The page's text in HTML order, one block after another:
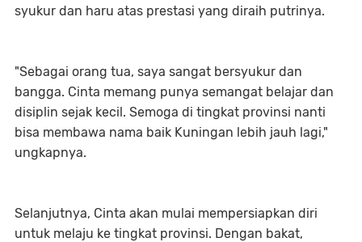
syukur dan haru atas prestasi yang diraih putrinya.
"Sebagai orang tua, saya sangat bersyukur dan
bangga. Cinta memang punya semangat belajar dan
disiplin sejak kecil. Semoga di tingkat provinsi nanti
bisa membawa nama baik Kuningan lebih jauh lagi,"
ungkapnya.
Selanjutnya, Cinta akan mulai mempersiapkan diri
untuk melaju ke tingkat provinsi. Dengan bakat,